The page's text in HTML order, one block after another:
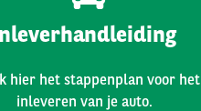
hier het stappenplan voor het
inleveren van je auto.